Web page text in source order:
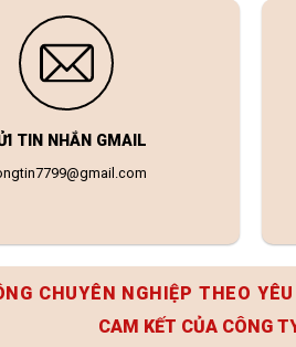
TIN NHẮN GMAIL
CHUYÊN NGHIỆP THEO
CAM KẾT CỦA CÔNG